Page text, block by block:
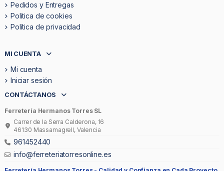
Pedidos y Entregas
Politica de cookies
Política de privacidad
MI CUENTA
Mi cuenta
Iniciar sesión
CONTÁCTANOS
Ferretería Hermanos Torres SL
Carrer de la Serra Calderona, 16
46130 Massamagrell, Valencia
961452440
info@ferreteriatorresonline.es